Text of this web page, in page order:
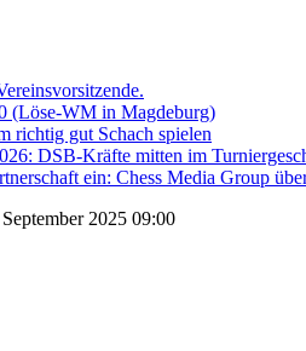
(Löse-WM in Magdeburg)
richtig gut Schach spielen
DSB-Kräfte mitten im
ein: Chess Media Group
2025 09:00